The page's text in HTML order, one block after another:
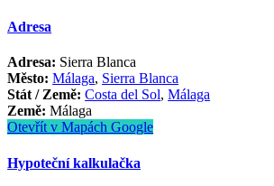
Adresa
Adresa: Sierra Blanca
Město: Málaga, Sierra Blanca
Stát / Země: Costa del Sol,Málaga
Země: Málaga
Otevřít v Mapách Google
Hypoteční kalkulačka